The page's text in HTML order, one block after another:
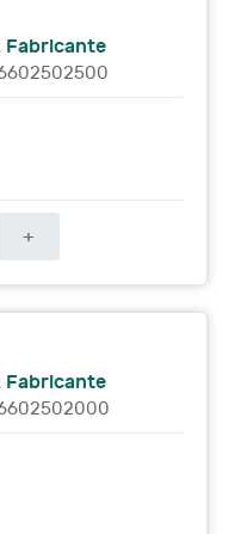
Fabricante
+
Fabricante